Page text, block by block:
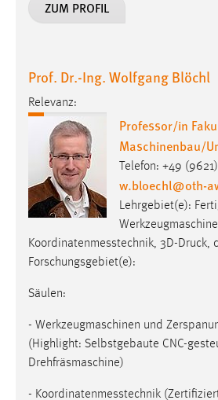
ZUM PROFIL
Prof. Dr.-Ing. Wolfgang Blöchl
Relevanz:
Professor/in
Maschinenbau/
Telefon: +49
w.bloechl@oth-
Lehrgebiet(e):
Koordinatenmesstechnik, 3D-Druck,
Forschungsgebiet(e):
Säulen:
- Werkzeugmaschinen und
(Highlight: Selbstgebaute CNC-
Drehfräsmaschine)
- Koordinatenmesstechnik
EXTERNE MEDIEN
externen Medien Cookies gesetzt.
YouTube
Vimeo